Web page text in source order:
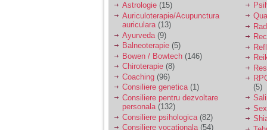
Astrologie (15)
Auriculoterapie/Acupunctura
auriculara (13)
Ayurveda (9)
Balneoterapie (5)
Bowen / Bowtech (146)
Chiroterapie (8)
Coaching (96)
Consiliere genetica(1)
Consiliere pentru dezvoltare
personala(132)
Consiliere psihologica (82)
Consiliere vocationala(54)
(5)